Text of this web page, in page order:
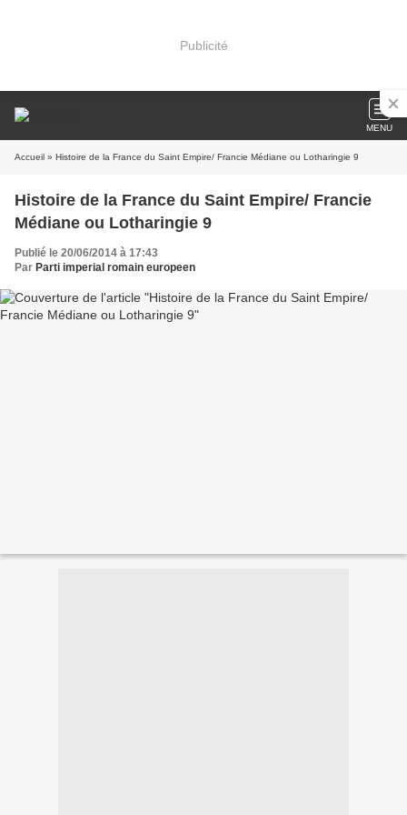
Publicité
MENU
Accueil » Histoire de la France du Saint Empire/ Francie Médiane ou Lotharingie 9
Histoire de la France du Saint Empire/ Francie
Médiane ou Lotharingie 9
Publié le 20/06/2014 à 17:43
Par Parti imperial romain europeen